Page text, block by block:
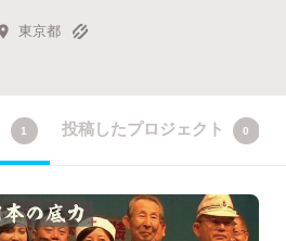
東京都
1 投稿したプロジェクト 0